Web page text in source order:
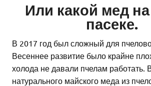
Или какой мед
пасеке.
В 2017 год был сложный для
Весеннее развитие было крайне
холода не давали пчелам работать.
натурального майского меда из